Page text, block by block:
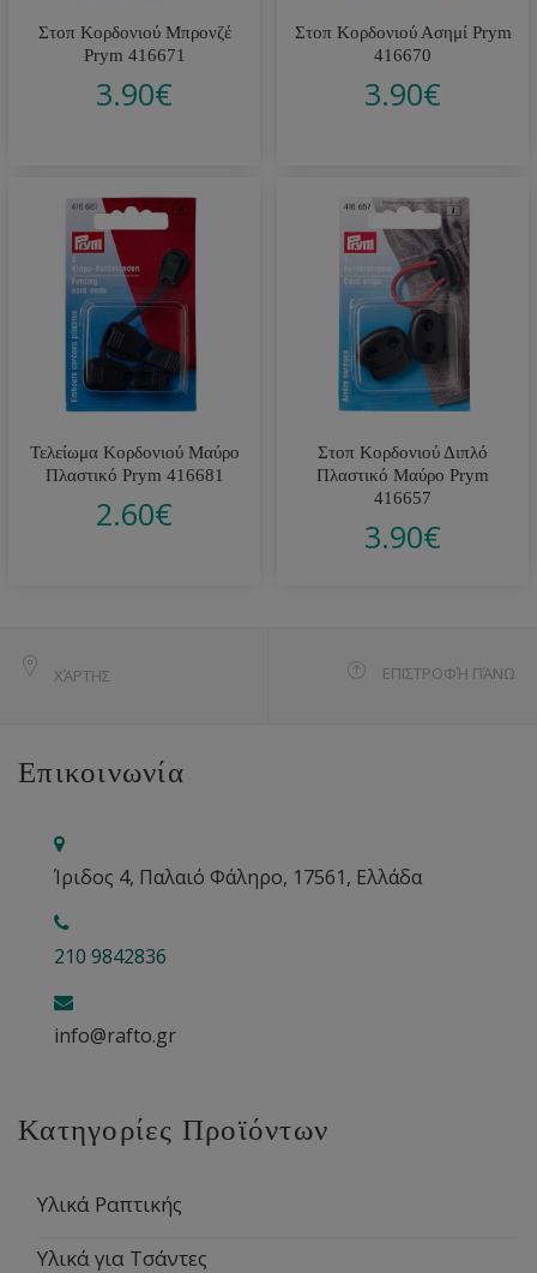
Στοπ Κορδονιού Μπρονζέ
Prym 416671
3.90€
Στοπ Κορδονιού Ασημί Prym
416670
3.90€
Τελείωμα Κορδονιού Μαύρο
Πλαστικό Prym 416681
2.60€
Στοπ Κορδονιού Διπλό
Πλαστικό Μαύρο Prym
416657
3.90€
ΧΆΡΤΗΣ ΕΠΙΣΤΡΟΦΉ ΠΆΝΩ
Επικοινωνία
Ίριδος 4, Παλαιό Φάληρο, 17561, Ελλάδα
210 9842836
info@rafto.gr
Κατηγορίες Προϊόντων
Υλικά Ραπτικής
Υλικά για Τσάντες